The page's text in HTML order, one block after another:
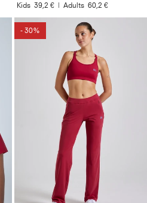
Kids 39,2 € | Adults 60,2 €
- 30%